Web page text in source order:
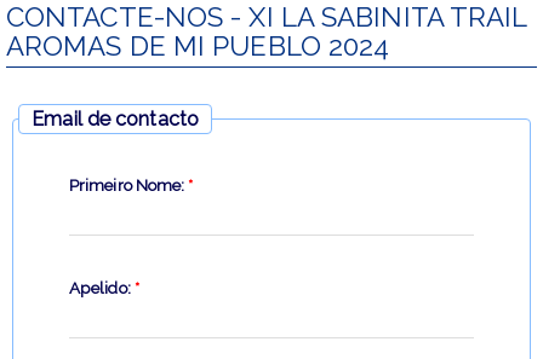
CONTACTE-NOS - XI LA SABINITA TRAIL
AROMAS DE MI PUEBLO 2024
Email de contacto
Primeiro Nome: *
Apelido: *